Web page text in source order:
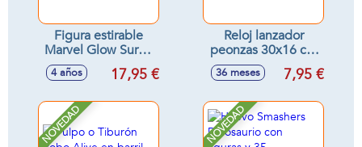
Figura estirable
Marvel Glow Surge
Hulk. Brilla en la
oscuridad. 13 CM
4 años 17,95 €
Reloj lanzador
peonzas 30x16 cm
- Modelos surtidos
36 meses 7,95 €
NOVEDAD NOVEDAD